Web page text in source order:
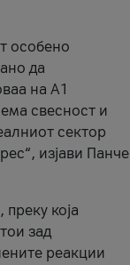
особено
да
на A1
свесност и
сектор
изјави Панче
која
зад
реакции